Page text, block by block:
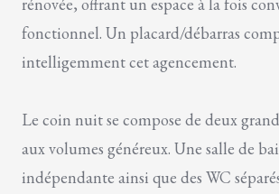
fonctionnel. Un placard/débarras
intelligemment cet agencement.
Le coin nuit se compose de deux
aux volumes généreux. Une salle de
indépendante ainsi que des WC